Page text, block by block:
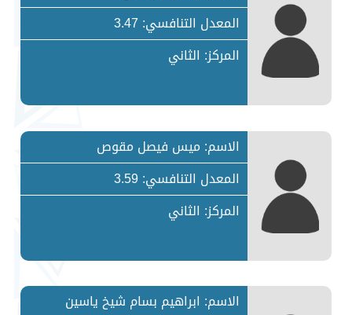
المعدل التنافسي: 3.47
المركز: الثاني
الاسم: ميس فيصل مقوص
المعدل التنافسي: 3.59
المركز: الثاني
الاسم: ابراهيم بسام شيخ ياسين